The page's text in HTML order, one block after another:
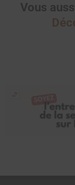
Vous